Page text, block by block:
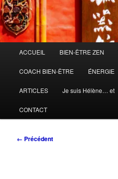
principal
ACCUEIL BIEN-ÊTRE ZEN
COACH BIEN-ÊTRE ÉNERGIE
ARTICLES Je suis Hélène… et
CONTACT
Navigation
← Précédent